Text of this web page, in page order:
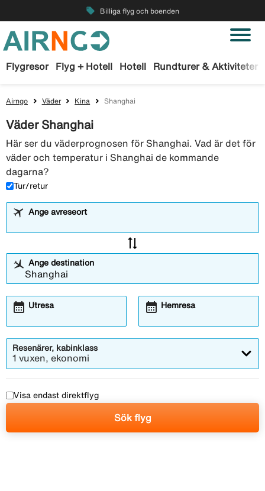
local_offer Billiga flyg och boenden
Flygresor Flyg + Hotell Hotell Rundturer & Aktiviteter
Airngo Väder Kina Shanghai
Väder Shanghai
Här ser du väderprognosen för Shanghai. Vad är det för
väder och temperatur i Shanghai de kommande
dagarna?
Tur/retur
Ange avreseort
sync_alt
Ange destination
Utresa
calendar_month Hemresa
calendar_month
Resenärer, kabinklass
1 vuxen, ekonomi
Visa endast direktflyg
Sök flyg